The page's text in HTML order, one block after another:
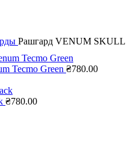
Рашгард VENUM SKULL
Tecmo Green ₴780.00
₴780.00